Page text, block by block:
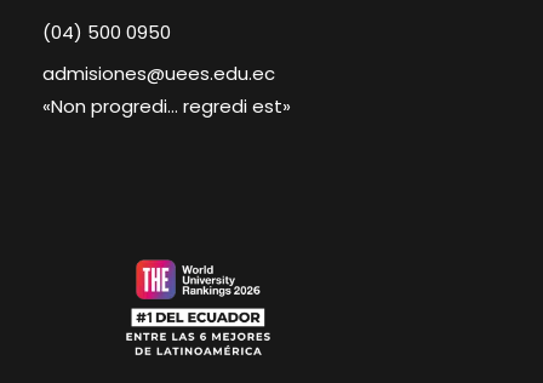
(04) 500 0950
admisiones@uees.edu.ec
«Non progredi… regredi est»